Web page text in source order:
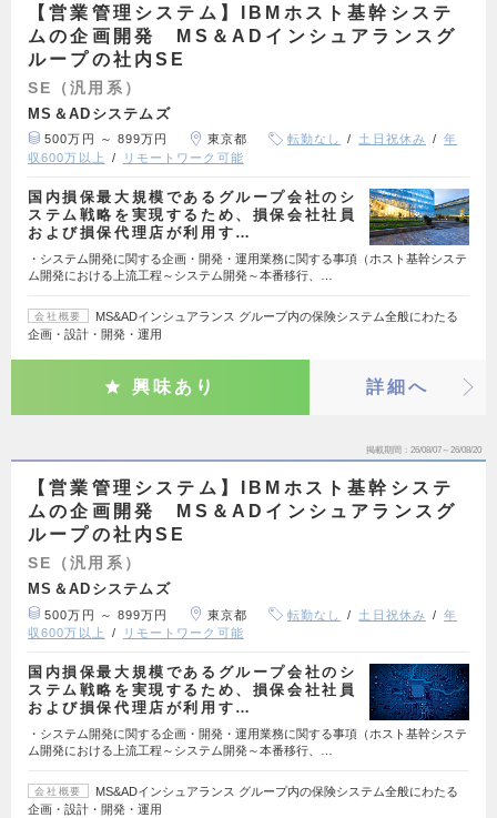
【営業管理システム】IBMホスト基幹システ
ムの企画開発 MS＆ADインシュアランスグ
ループの社内SE
SE（汎用系）
MS＆ADシステムズ
500万円 ～ 899万円 東京都 転勤なし 土日祝休み
年
収600万以上
リモートワーク可能
国内損保最大規模であるグループ会社のシ
ステム戦略を実現するため、損保会社社員
および損保代理店が利用す…
・システム開発に関する企画・開発・運用業務に関する事項（ホスト基幹システ
ム開発における上流工程～システム開発～本番移行、…
会社概要
MS&ADインシュアランス グループ内の保険システム全般にわたる
企画・設計・開発・運用
興味あり 詳細へ
掲載期間 26/08/07～26/08/20
【営業管理システム】IBMホスト基幹システ
ムの企画開発 MS＆ADインシュアランスグ
ループの社内SE
SE（汎用系）
MS＆ADシステムズ
500万円 ～ 899万円 東京都 転勤なし 土日祝休み
年
収600万以上
リモートワーク可能
国内損保最大規模であるグループ会社のシ
ステム戦略を実現するため、損保会社社員
および損保代理店が利用す…
・システム開発に関する企画・開発・運用業務に関する事項（ホスト基幹システ
ム開発における上流工程～システム開発～本番移行、…
会社概要
MS&ADインシュアランス グループ内の保険システム全般にわたる
企画・設計・開発・運用